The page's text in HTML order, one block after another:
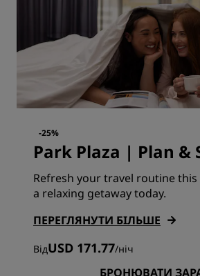
-25%
Park Plaza | Plan &
Refresh your travel routine this
a relaxing getaway today.
ПЕРЕГЛЯНУТИ БІЛЬШЕ
ВідUSD 171.77/ніч
БРОНЮВАТИ